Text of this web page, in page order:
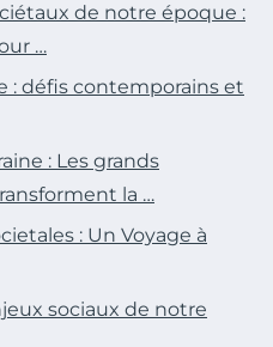
de notre époque :
…
: défis contemporains et
: Les grands
la …
: Un Voyage à
sociaux de notre